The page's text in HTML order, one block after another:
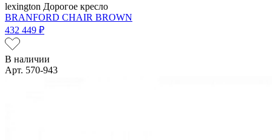
lexington Дорогое кресло
BRANFORD CHAIR BROWN
432 449 ₽
В наличии
Арт. 570-943